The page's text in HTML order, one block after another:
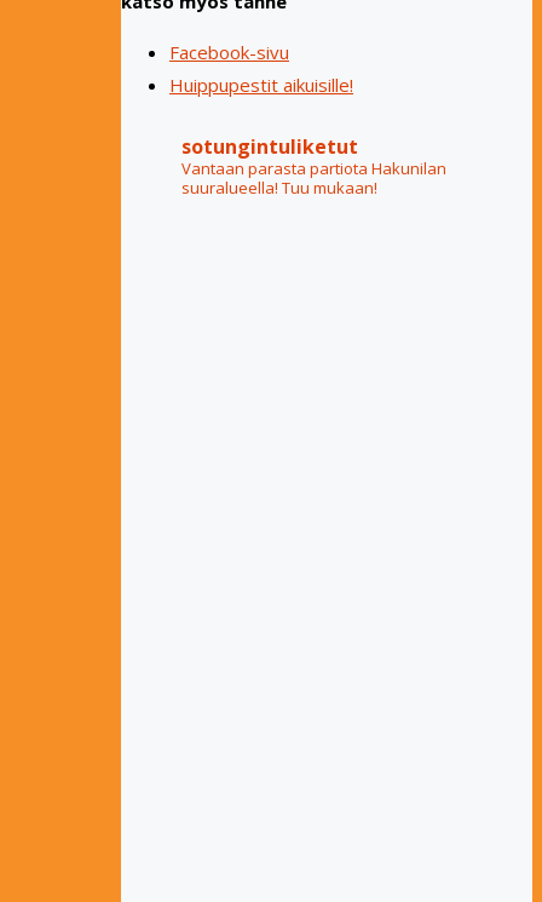
Facebook-sivu
Huippupestit aikuisille!
sotungintuliketut
Vantaan parasta partiota Hakunilan
suuralueella! Tuu mukaan!